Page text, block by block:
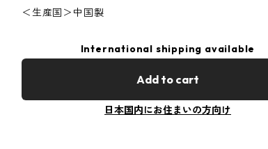
＜生産国＞中国製
International shipping available
Add to cart
日本国内にお住まいの方向け